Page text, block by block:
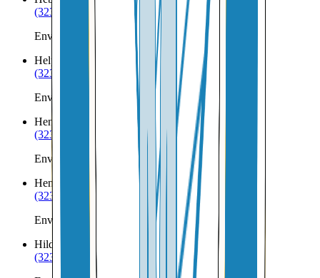
(323) 953-8100
Envíos a Nicaragua desde Heber City
Helper
(323) 953-8100
Envíos a Nicaragua desde Helper
Henefer
(323) 953-8100
Envíos a Nicaragua desde Henefer
Henrieville
UT
(323) 953-8100
Envíos a Nicaragua desde Henrieville
Hildale
(323) 953-8100